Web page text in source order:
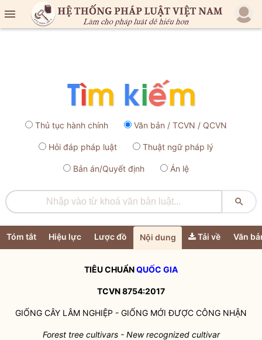

Thủ tục hành chính Văn bản / TCVN / QCVN
Hỏi đáp pháp luật Thuật ngữ pháp lý
Bản án/Quyết định Án lệ

Tóm tắt Hiệu lực Lược đồ Nội dung Tải về Văn
TIÊU CHUẨNQUỐC GIA
TCVN 8754:2017
GIỐNG CÂY LÂM NGHIỆP - GIỐNG MỚI ĐƯỢC CÔNG NHẬN
Forest tree cultivars- New recognized cultivar